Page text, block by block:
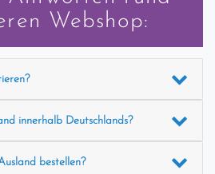
Webshop:
innerhalb Deutschlands?
bestellen?